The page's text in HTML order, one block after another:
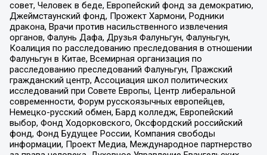
совет, Человек в беде, Европейский фонд за демократию,
Джеймстаунский фонд, Прожект Хармони, Родники
дракона, Врачи против насильственного извлечения
органов, Фалунь Дафа, Друзья Фалуньгун, Фалуньгун,
Коалиция по расследованию преследования в отношении
Фалуньгун в Китае, Всемирная организация по
расследованию преследований Фалуньгун, Пражский
гражданский центр, Ассоциация школ политических
исследований при Совете Европы, Центр либеральной
современности, Форум русскоязычных европейцев,
Немецко-русский обмен, Бард колледж, Европейский
выбор, Фонд Ходорковского, Оксфордский российский
фонд, Фонд Будущее России, Компания свободы
информации, Проект Медиа, Международное партнерство